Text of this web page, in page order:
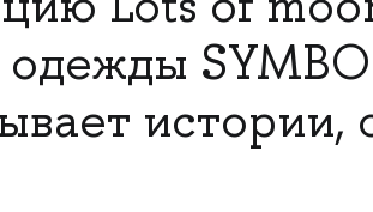
одежды
истории,